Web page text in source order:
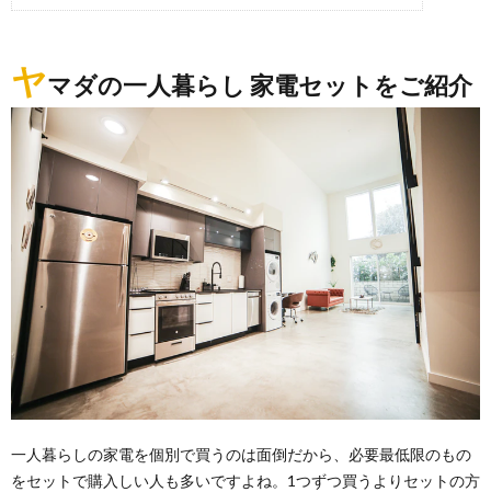
ヤマダの一人暮らし 家電セットをご紹介
一人暮らしの家電を個別で買うのは面倒だから、必要最低限のもの
をセットで購入しい人も多いですよね。1つずつ買うよりセットの方